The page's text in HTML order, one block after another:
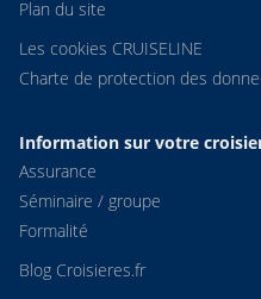
Plan du site
Les cookies CRUISELINE
Charte de protection des
Information sur votre
Assurance
Séminaire / groupe
Formalité
Blog Croisieres.fr